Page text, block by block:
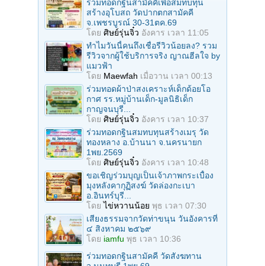
ร่วมทอดกฐินสามัคคีเพื่อสมทบทุน
สร้างอุโบสถ วัดปากตกสามัคคี
จ.เพชรบูรณ์ 30-31ตค.69
โดย ศิษย์รุ่นจิ๋ว อังคาร เวลา 11:05
ทำไมวันนี้คนถึงเชื่อรีวิวน้อยลง? รวม
รีวิวจากผู้ใช้บริการจริง ญาณฮีลใจ by
แมวฟ้า
โดย Maewfah เมื่อวาน เวลา 00:13
ร่วมทอดผ้าป่าสงเคราะห์เด็กด้อยโอ
กาศ รร.หมู่บ้านเด็ก-มูลนิธิเด็ก
กาญจนบุรี...
โดย ศิษย์รุ่นจิ๋ว อังคาร เวลา 10:37
ร่วมทอดกฐินสมทบทุนสร้างเมรุ วัด
ทองหลาง อ.บ้านนา จ.นครนายก
1พย.2569
โดย ศิษย์รุ่นจิ๋ว อังคาร เวลา 10:48
ขอเชิญร่วมบุญเป็นเจ้าภาพกระเบื้อง
มุงหลังคากุฏิสงฆ์ วัดล่องกะเบา
อ.อินทร์บุรี...
โดยไข่หวานน้อย พุธ เวลา 07:30
เสียงธรรมจากวัดท่าขนุน วันอังคารที่
๔ สิงหาคม ๒๕๖๙
โดย iamfu พุธ เวลา 10:36
ร่วมทอดกฐินสามัคคี วัดสังฆทาน